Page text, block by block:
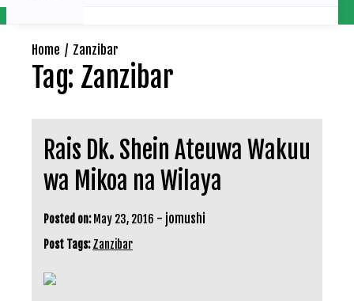
Home Zanzibar
Tag: Zanzibar
Rais Dk. Shein Ateuwa Wakuu
wa Mikoa na Wilaya
Posted on: May 23, 2016 - jomushi
Post Tags:Zanzibar